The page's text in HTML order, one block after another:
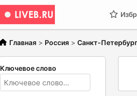
Главная > Россия > Санкт-Петербург
Ключевое слово